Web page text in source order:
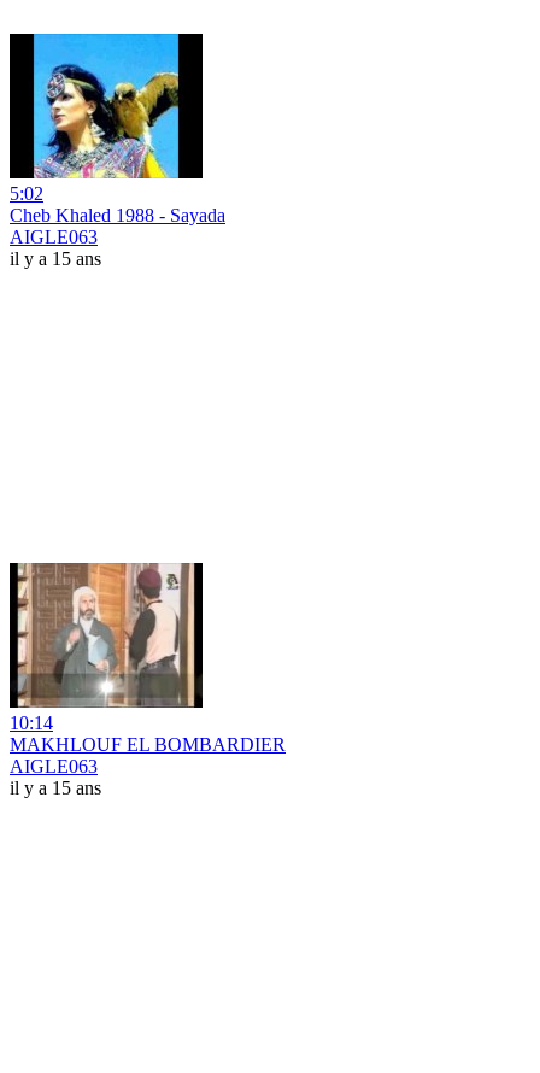
5:02
Cheb Khaled 1988 - Sayada
AIGLE063
il y a 15 ans
10:14
MAKHLOUF EL BOMBARDIER
AIGLE063
il y a 15 ans